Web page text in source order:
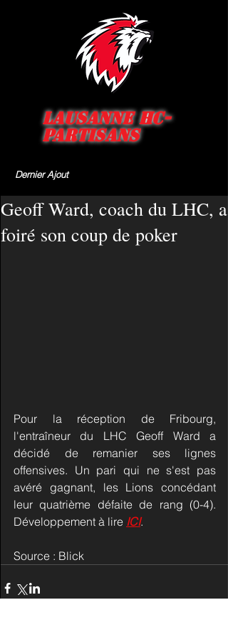
Lausanne HC-
Partisans
Dernier Ajout
Geoff Ward, coach du LHC, a
foiré son coup de poker
Pour la réception de Fribourg,
l'entraîneur du LHC Geoff Ward a
décidé de remanier ses lignes
offensives. Un pari qui ne s'est pas
avéré gagnant, les Lions concédant
leur quatrième défaite de rang (0-4).
Développement à lire ICI.
Source : Blick